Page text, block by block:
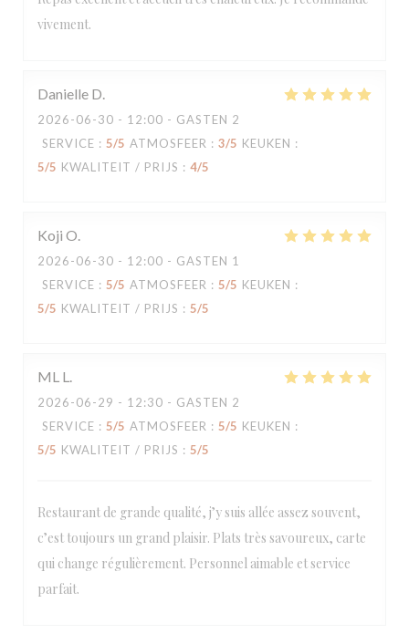
vivement.
Danielle D
2026-06-30 - 12:00 - GASTEN 2
SERVICE : 5/5 ATMOSFEER : 3/5 KEUKEN :
5/5 KWALITEIT / PRIJS : 4/5
Koji O
2026-06-30 - 12:00 - GASTEN 1
SERVICE : 5/5 ATMOSFEER : 5/5 KEUKEN :
5/5 KWALITEIT / PRIJS : 5/5
ML L
2026-06-29 - 12:30 - GASTEN 2
SERVICE : 5/5 ATMOSFEER : 5/5 KEUKEN :
5/5 KWALITEIT / PRIJS : 5/5
Restaurant de grande qualité, j’y suis allée assez souvent,
c’est toujours un grand plaisir. Plats très savoureux, carte
qui change régulièrement. Personnel aimable et service
parfait.
Loco by Jem's